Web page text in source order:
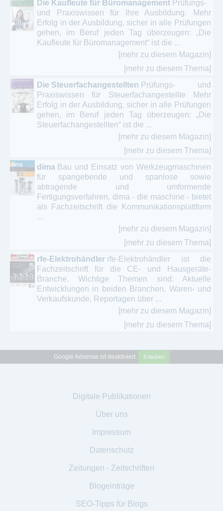
Die Kaufleute für Büromanagement Prüfungs-
und Praxiswissen für Ihre Ausbildung. Mehr
Erfolg in der Ausbildung, sicher in alle Prüfungen
gehen, im Beruf jeden Tag überzeugen: „Die
Kaufleute für Büromanagement“ ist die ...
[mehr zu diesem Magazin]
[mehr zu diesem Thema]
Die Steuerfachangestellten Prüfungs- und
Praxiswissen für Steuerfachangestellte Mehr
Erfolg in der Ausbildung, sicher in alle Prüfungen
gehen, im Beruf jeden Tag überzeugen: „Die
Steuerfachangestellten“ ist die ...
[mehr zu diesem Magazin]
[mehr zu diesem Thema]
dima Bau und Einsatz von Werkzeugmaschinen
für spangebende und spanlose sowie
abtragende und umformende
Fertigungsverfahren. dima - die maschine - bietet
als Fachzeitschrift die Kommunikationsplattform
...
[mehr zu diesem Magazin]
[mehr zu diesem Thema]
rfe-Elektrohändler rfe-Elektrohändler ist die
Fachzeitschrift für die CE- und Hausgeräte-
Branche. Wichtige Themen sind: Aktuelle
Entwicklungen in beiden Branchen, Waren- und
Verkaufskunde, Reportagen über ...
[mehr zu diesem Magazin]
[mehr zu diesem Thema]
Google Adsense ist deaktiviert. Erlauben
Digitale Publikationen
Über uns
Impressum
Datenschutz
Zeitungen - Zeitschriften
Blogeinträge
SEO-Tipps für Blogs